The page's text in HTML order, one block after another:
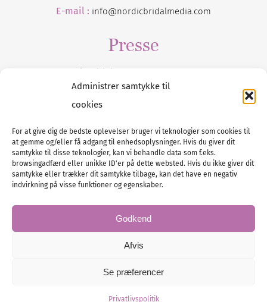
Administrer samtykke til
cookies
For at give dig de bedste oplevelser bruger vi teknologier som cookies til
at gemme og/eller få adgang til enhedsoplysninger. Hvis du giver dit
samtykke til disse teknologier, kan vi behandle data som f.eks.
browsingadfærd eller unikke ID'er på dette websted. Hvis du ikke giver dit
samtykke eller trækker dit samtykke tilbage, kan det have en negativ
indvirkning på visse funktioner og egenskaber.
Godkend
Afvis
Se præferencer
Privatlivspolitik
E-mail : info@nordicbridalmedia.com
Presse
Tilmeld dig vores
Tel :89 88 13 90
E-post:info@nordicbridalmedia.com
Nordic Bridal Media
Administration